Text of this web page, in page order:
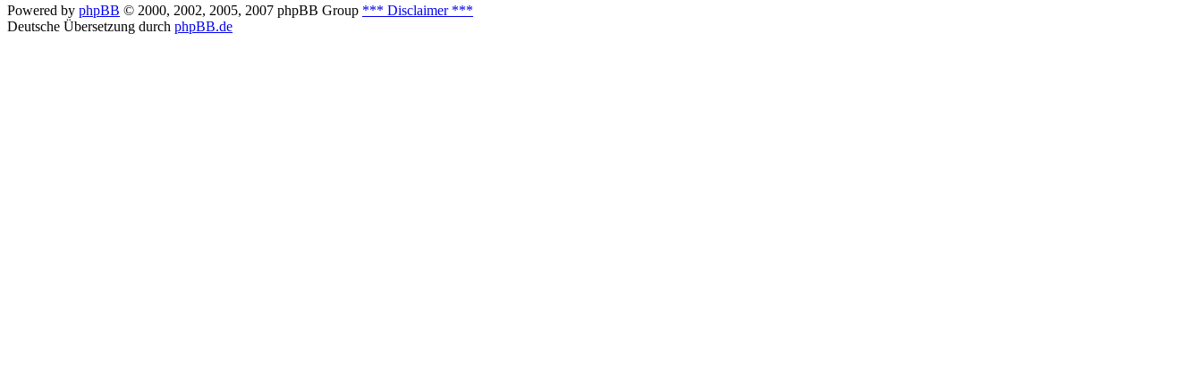
Powered by phpBB © 2000, 2002, 2005, 2007 phpBB Group *** Disclaimer ***
Deutsche Übersetzung durch phpBB.de